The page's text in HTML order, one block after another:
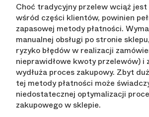
Choć tradycyjny przelew wciąż jest
wśród części klientów, powinien
zapasowej metody płatności.
manualnej obsługi po stronie
ryzyko błędów w realizacji
nieprawidłowe kwoty przelewów) i
wydłuża proces zakupowy. Zbyt
tej metody płatności może
niedostatecznej optymalizacji
zakupowego w sklepie.